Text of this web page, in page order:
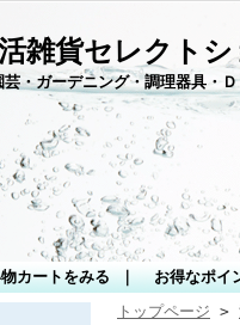
雑貨セレクト
芸・ガーデニング・調理器具・
カートをみる お得なポイ
トップページ >